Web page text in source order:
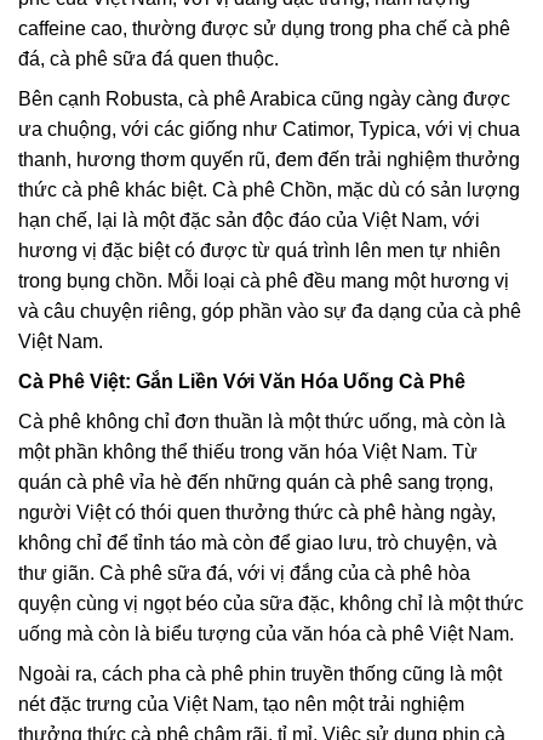
caffeine cao, thường được sử dụng trong pha chế cà phê
đá, cà phê sữa đá quen thuộc.
Bên cạnh Robusta, cà phê Arabica cũng ngày càng được
ưa chuộng, với các giống như Catimor, Typica, với vị chua
thanh, hương thơm quyến rũ, đem đến trải nghiệm thưởng
thức cà phê khác biệt. Cà phê Chồn, mặc dù có sản lượng
hạn chế, lại là một đặc sản độc đáo của Việt Nam, với
hương vị đặc biệt có được từ quá trình lên men tự nhiên
trong bụng chồn. Mỗi loại cà phê đều mang một hương vị
và câu chuyện riêng, góp phần vào sự đa dạng của cà phê
Việt Nam.
Cà Phê Việt: Gắn Liền Với Văn Hóa Uống Cà Phê
Cà phê không chỉ đơn thuần là một thức uống, mà còn là
một phần không thể thiếu trong văn hóa Việt Nam. Từ
quán cà phê vỉa hè đến những quán cà phê sang trọng,
người Việt có thói quen thưởng thức cà phê hàng ngày,
không chỉ để tỉnh táo mà còn để giao lưu, trò chuyện, và
thư giãn. Cà phê sữa đá, với vị đắng của cà phê hòa
quyện cùng vị ngọt béo của sữa đặc, không chỉ là một thức
uống mà còn là biểu tượng của văn hóa cà phê Việt Nam.
Ngoài ra, cách pha cà phê phin truyền thống cũng là một
nét đặc trưng của Việt Nam, tạo nên một trải nghiệm
thưởng thức cà phê chậm rãi, tỉ mỉ. Việc sử dụng phin cà